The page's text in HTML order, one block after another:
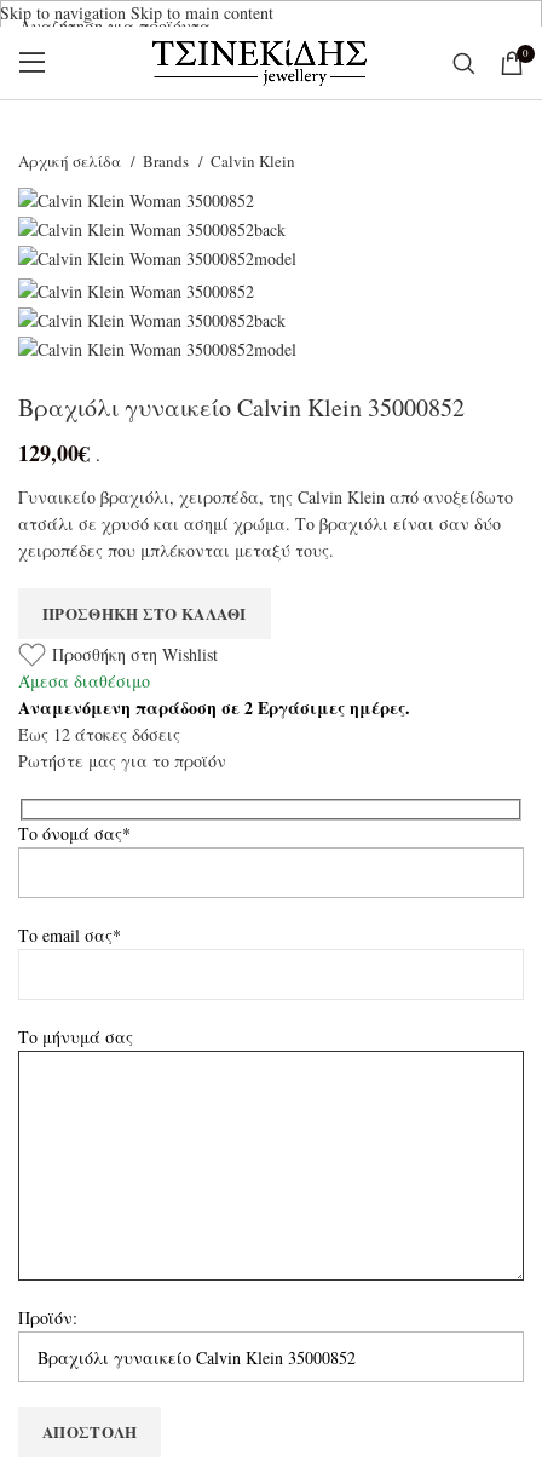
Skip to navigation Skip to main content
0
Αρχική σελίδα Brands Calvin Klein
Βραχιόλι γυναικείο Calvin Klein 35000852
129,00€ .
Γυναικείο βραχιόλι, χειροπέδα, της Calvin Klein από ανοξείδωτο
ατσάλι σε χρυσό και ασημί χρώμα. Το βραχιόλι είναι σαν δύο
χειροπέδες που μπλέκονται μεταξύ τους.
ΠΡΟΣΘΉΚΗ ΣΤΟ ΚΑΛΆΘΙ
Προσθήκη στη Wishlist
Άμεσα διαθέσιμο
Αναμενόμενη παράδοση σε 2 Εργάσιμες ημέρες.
Έως 12 άτοκες δόσεις
Ρωτήστε μας για το προϊόν
Το όνομά σας*
Το email σας*
Το μήνυμά σας
Προϊόν:
Ξεκινήστε να γράφετε για να βρείτε τα προϊόντα που αναζητάτε.